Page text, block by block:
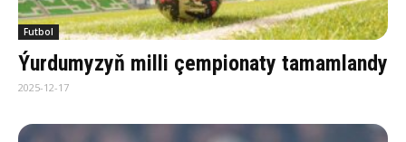
Futbol
Ýurdumyzyň milli çempionaty tamamlandy
2025-12-17